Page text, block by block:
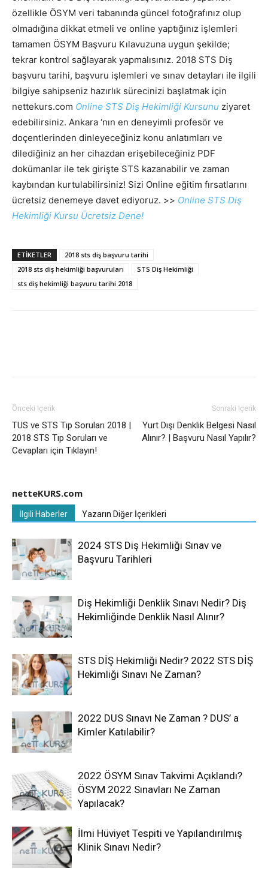
özellikle ÖSYM veri tabanında güncel fotoğrafınız olup
olmadığına dikkat etmeli ve online yaptığınız işlemleri
tamamen ÖSYM Başvuru Kılavuzuna uygun şekilde;
tekrar kontrol sağlayarak yapmalısınız. 2018 STS Diş
başvuru tarihi, başvuru işlemleri ve sınav detayları ile ilgili
bilgiye sahipseniz hazırlık sürecinizi başlatmak için
nettekurs.com Online STS Diş Hekimliği Kursunu ziyaret
edebilirsiniz. Ankara ‘nın en deneyimli profesör ve
doçentlerinden dinleyeceğiniz konu anlatımları ve
dilediğiniz an her cihazdan erişebileceğiniz PDF
dokümanlar ile tek girişte STS kazanabilir ve zaman
kaybından kurtulabilirsiniz! Sizi Online eğitim fırsatlarını
ücretsiz denemeye davet ediyoruz. >> Online STS Diş
Hekimliği Kursu Ücretsiz Dene!
ETIKETLER
2018 sts diş başvuru tarihi
2018 sts diş hekimliği başvuruları
STS Diş Hekimliği
sts diş hekimliği başvuru tarihi 2018
Önceki İçerik
TUS ve STS Tıp Soruları 2018 |
2018 STS Tıp Soruları ve
Cevapları için Tıklayın!
Sonraki İçerik
Yurt Dışı Denklik Belgesi Nasıl
Alınır? | Başvuru Nasıl Yapılır?
netteKURS.com
İlgili Haberler Yazarın Diğer İçerikleri
2024 STS Diş Hekimliği Sınav ve
Başvuru Tarihleri
Diş Hekimliği Denklik Sınavı Nedir? Diş
Hekimliğinde Denklik Nasıl Alınır?
STS DİŞ Hekimliği Nedir? 2022 STS DİŞ
Hekimliği Sınavı Ne Zaman?
2022 DUS Sınavı Ne Zaman ? DUS’ a
Kimler Katılabilir?
2022 ÖSYM Sınav Takvimi Açıklandı?
ÖSYM 2022 Sınavları Ne Zaman
Yapılacak?
İlmi Hüviyet Tespiti ve Yapılandırılmış
Klinik Sınavı Nedir?